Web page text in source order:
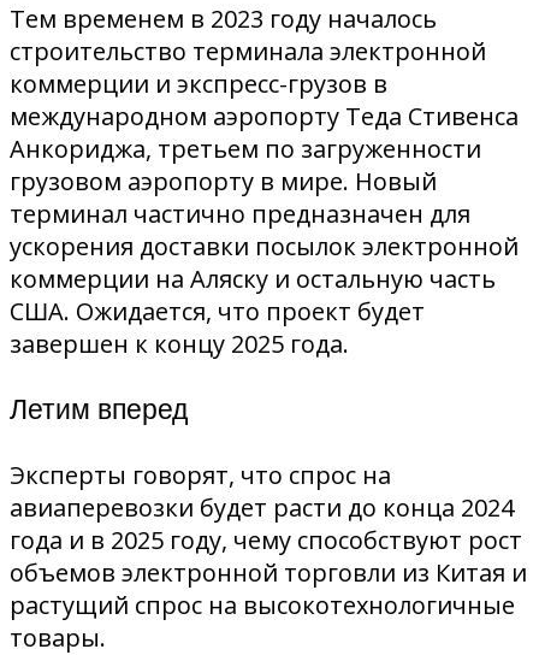
Тем временем в 2023 году началось
строительство терминала электронной
коммерции и экспресс-грузов в
международном аэропорту Теда Стивенса
Анкориджа, третьем по загруженности
грузовом аэропорту в мире. Новый
терминал частично предназначен для
ускорения доставки посылок электронной
коммерции на Аляску и остальную часть
США. Ожидается, что проект будет
завершен к концу 2025 года.
Летим вперед
Эксперты говорят, что спрос на
авиаперевозки будет расти до конца 2024
года и в 2025 году, чему способствуют рост
объемов электронной торговли из Китая и
растущий спрос на высокотехнологичные
товары.